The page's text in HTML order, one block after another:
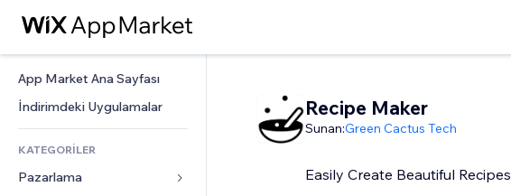
App Market Ana Sayfası
İndirimdeki Uygulamalar
KATEGORİLER
Pazarlama
Recipe Maker
Sunan:Green Cactus Tech
Easily Create Beautiful Recipes